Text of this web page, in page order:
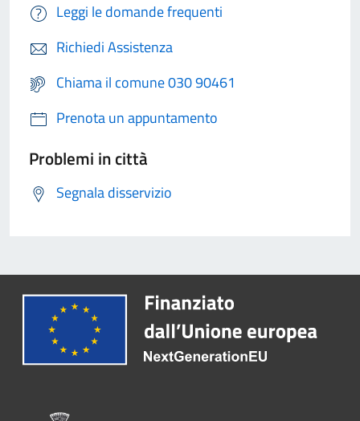
Leggi le domande frequenti
Richiedi Assistenza
Chiama il comune 030 90461
Prenota un appuntamento
Problemi in città
Segnala disservizio